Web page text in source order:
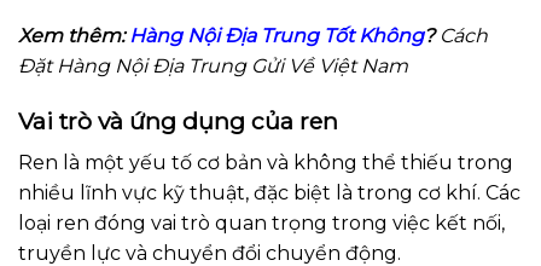
Xem thêm:Hàng Nội Địa Trung Tốt Không?Cách
Đặt Hàng Nội Địa Trung Gửi Về Việt Nam
Vai trò và ứng dụng của ren
Ren là một yếu tố cơ bản và không thể thiếu trong
nhiều lĩnh vực kỹ thuật, đặc biệt là trong cơ khí. Các
loại ren đóng vai trò quan trọng trong việc kết nối,
truyền lực và chuyển đổi chuyển động.